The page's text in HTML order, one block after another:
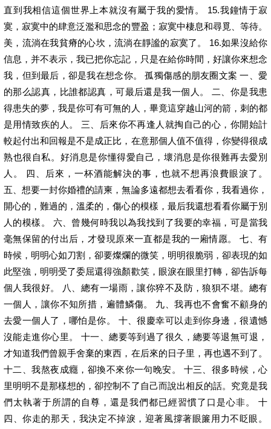
直到我相信這個世界上本就沒有屬于我的愛情。 15.我鐘情于寂
寞，寂寞中的肆意泛濫和思念的豐盈；寂寞中棲息和尋覓、等待。
美，流淌在我貧瘠的心坎，流淌在靜謐的寂寞了。 16.如果沒給你
信息，并不表示，我已把你忘記，只是在給你時間，好讓你來想念
我，但到最后，卻是我在想念你。 孤獨傷感的朋友圈文案 一、愛
的那么認真，比誰都認真，可最后還是我一個人。 二、你是我患
得患失的夢，我是你可有可無的人，畢竟這穿越山河的箭，刺的都
是用情致疾的人。 三、后來你不再逢人就掏自己的心，你開始計
較起付出和回報是不是成正比，在意那個人值不值得，你變得很成
熟也很自私。好消息是你懂得愛自己，壞消息是你很難再去愛別
人。 四、后來，一杯酒能解決的事，也就不想再浪費眼淚了。
五、想要一封你婚禮的請柬，無論多遠都想去看看你，我看過你，
開心的，難過的，溫柔的，傷心的模樣，最后我還想看看你屬于別
人的模樣。 六、曾幾何時我以為我找到了我要的幸福，可是當我
毫無保留的付出后，才發現原來一直都是我的一廂情愿。 七、有
時候，明明心如刀割，卻要燦爛的微笑，明明很脆弱，卻表現的如
此堅強，明明受了委屈還得強顏歡笑，眼淚在眼里打轉，卻告訴每
個人我很好。 八、總有一場雨，讓你猝不及防，狼狽不堪。總有
一個人，讓你不知所措，遍體鱗傷。 九、我再也不會奮不顧身的
去愛一個人了，哪怕是你。 十、很慶幸可以走到你身邊，很遺憾
沒能走進你心里。 十一、總要等到過了很久，總要等退無可退，
才知道我們曾親手舍棄的東西，在后來的日子里，再也遇不到了。
十二、我熬夜成癮，卻換不來你一句晚安。 十三、很多時候，心
里明明不是那樣想的，卻控制不了自己而說出相反的話。究竟是我
們太執著于所謂的自尊，還是我們都已經習慣了口是心非。 十
四、你走的那天，我決定不掉淚，迎著風撐著眼簾用力不眨眼。